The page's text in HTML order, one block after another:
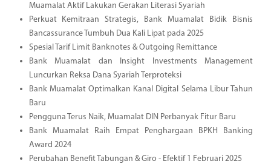
Muamalat Aktif Lakukan Gerakan Literasi Syariah
Perkuat Kemitraan Strategis, Bank Muamalat Bidik Bisnis
Bancassurance Tumbuh Dua Kali Lipat pada 2025
Spesial Tarif Limit Banknotes & Outgoing Remittance
Bank Muamalat dan Insight Investments Management
Luncurkan Reksa Dana Syariah Terproteksi
Bank Muamalat Optimalkan Kanal Digital Selama Libur Tahun
Baru
Pengguna Terus Naik, Muamalat DIN Perbanyak Fitur Baru
Bank Muamalat Raih Empat Penghargaan BPKH Banking
Award 2024
Perubahan Benefit Tabungan & Giro - Efektif 1 Februari 2025